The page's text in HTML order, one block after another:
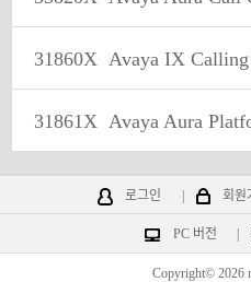
31860X Avaya IX Calling
31861X Avaya Aura
로그인 회원
PC 버전
Copyright© 2026